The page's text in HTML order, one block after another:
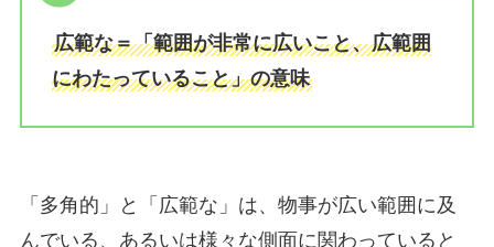
広範な＝「範囲が非常に広いこと、広範囲
にわたっていること」の意味
「多角的」と「広範な」は、物事が広い範囲に及
んでいる、あるいは様々な側面に関わっていると